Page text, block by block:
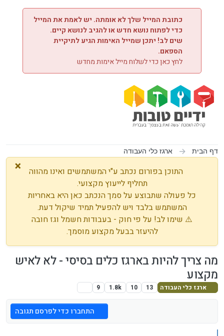
דילוג לתוכן
כתובת המייל שלך לא אומתה. יש לאמת את המייל
כדי לפתוח נושא חדש או להגיב לנושא קיים.
שים לב! יתכן שמייל האימות הגיע לתיקיית
הספאם.
לחץ כאן כדי לשלוח מייל אימות מחדש
דף הבית ארגז כלי העבודה
×
התוכן בפורום נכתב ע"י המשתמשים ואינו מהווה
תחליף לייעוץ מקצועי.
כל פעולה שתבוצע על סמך הנכתב כאן היא באחריות
המשתמש בלבד ויש להפעיל תמיד שיקול דעת.
⚠️ שימו לב! על פי חוק - בעבודות חשמל וגז חובה
להיעזר בבעל מקצוע מוסמך.
מה צריך להיות בארגז כלים בסיסי - לא לאיש
מקצוע
ארגז כלי העבודה 13
10
1.8k
9
התחברו כדי לפרסם תגובה